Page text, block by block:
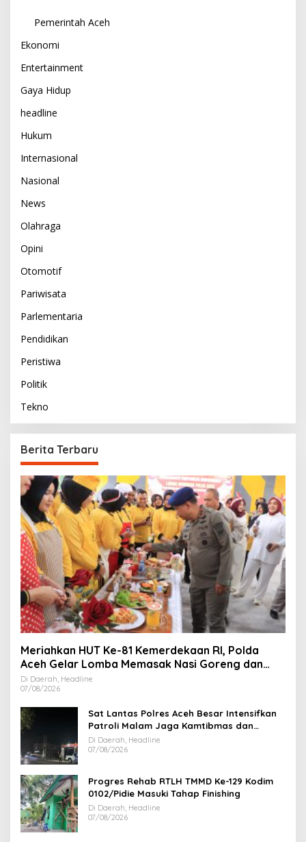
Pemerintah Aceh
Ekonomi
Entertainment
Gaya Hidup
headline
Hukum
Internasional
Nasional
News
Olahraga
Opini
Otomotif
Pariwisata
Parlementaria
Pendidikan
Peristiwa
Politik
Tekno
Berita Terbaru
Meriahkan HUT Ke-81 Kemerdekaan RI, Polda
Aceh Gelar Lomba Memasak Nasi Goreng dan
Aneka Minuman
Di Daerah, Headline
07/08/2026
Sat Lantas Polres Aceh Besar Intensifkan
Patroli Malam Jaga Kamtibmas dan
Kelancaran Lalu Lintas
Di Daerah, Headline
07/08/2026
Progres Rehab RTLH TMMD Ke-129 Kodim
0102/Pidie Masuki Tahap Finishing
Di Daerah, Headline
07/08/2026